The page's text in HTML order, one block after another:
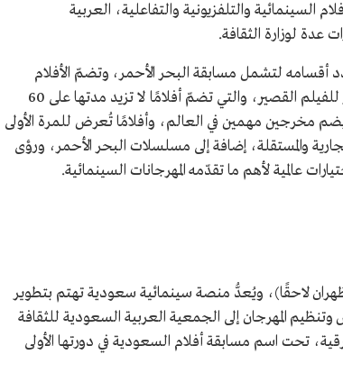
السينمائية والتلفزيونية والتفاعلية، العربية
أقسامه لتشمل مسابقة البحر الأحمر، وتضمّ الأفلام
الروائية والوثائقية وأفلام التحريك، ومسابقة البحر الأحمر للفيلم القصير، والتي تضمّ أفلامًا لا تزيد مدتها على 60
مخرجين مهمين في العالم، وأفلامًا تُعرض للمرة الأولى
والمستقلة، إضافة إلى مسلسلات البحر الأحمر، ورؤى
عالمية لأهم ما تقدّمه المهرجانات السينمائية.
(انتقل إلى الظهران لاحقًا)، ويُعدُّ منصة سينمائية سعودية تهتم بتطوير
المهرجان إلى الجمعية العربية السعودية للثقافة
تحت اسم مسابقة أفلام السعودية في دورتها الأولى